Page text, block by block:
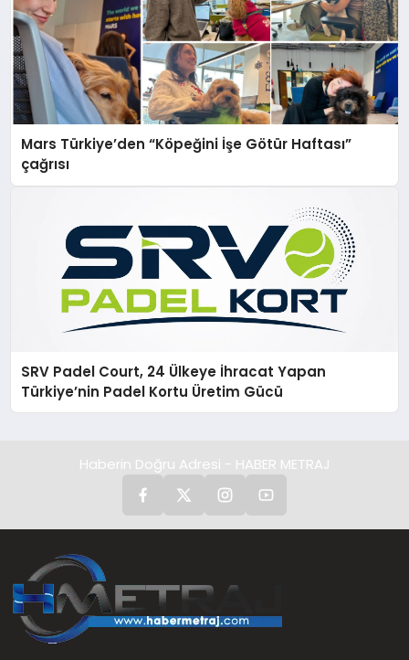
Mars Türkiye’den “Köpeğini İşe Götür Haftası”
çağrısı
SRV Padel Court, 24 Ülkeye İhracat Yapan
Türkiye’nin Padel Kortu Üretim Gücü
Haberin Doğru Adresi - HABER METRAJ